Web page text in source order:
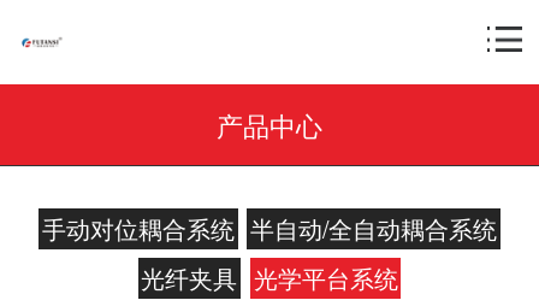
产品中心
手动对位耦合系统 半自动/全自动耦合系统
光纤夹具 光学平台系统